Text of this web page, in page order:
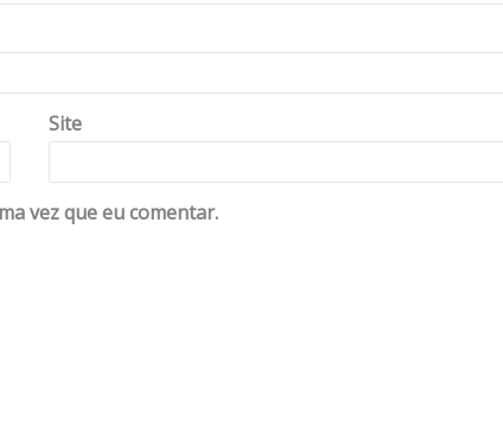
Site
vez que eu comentar.